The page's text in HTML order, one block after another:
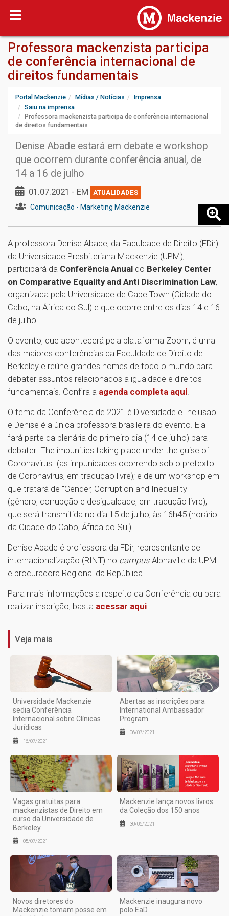
Professora mackenzista participa
de conferência internacional de
direitos fundamentais
Portal Mackenzie Mídias / Notícias
Imprensa
Saiu na imprensa
Professora mackenzista participa de conferência internacional
de direitos fundamentais
Denise Abade estará em debate e workshop
que ocorrem durante conferência anual, de
14 a 16 de julho
01.07.2021 - EM ATUALIDADES
Comunicação - Marketing Mackenzie
A professora Denise Abade, da Faculdade de Direito (FDir)
da Universidade Presbiteriana Mackenzie (UPM),
participará da Conferência Anual do Berkeley Center
on Comparative Equality and Anti Discrimination Law,
organizada pela Universidade de Cape Town (Cidade do
Cabo, na África do Sul) e que ocorre entre os dias 14 e 16
de julho.
O evento, que acontecerá pela plataforma Zoom, é uma
das maiores conferências da Faculdade de Direito de
Berkeley e reúne grandes nomes de todo o mundo para
debater assuntos relacionados a igualdade e direitos
fundamentais. Confira a agenda completa aqui.
O tema da Conferência de 2021 é Diversidade e Inclusão
e Denise é a única professora brasileira do evento. Ela
fará parte da plenária do primeiro dia (14 de julho) para
debater "The impunities taking place under the guise of
Coronavirus" (as impunidades ocorrendo sob o pretexto
de Coronavírus, em tradução livre); e de um workshop em
que tratará de "Gender, Corruption and Inequality"
(gênero, corrupção e desigualdade, em tradução livre),
que será transmitida no dia 15 de julho, às 16h45 (horário
da Cidade do Cabo, África do Sul).
Denise Abade é professora da FDir, representante de
internacionalização (RINT) no campus Alphaville da UPM
e procuradora Regional da República.
Para mais informações a respeito da Conferência ou para
realizar inscrição, basta acessar aqui.
Veja mais
Universidade Mackenzie
sedia Conferência
Internacional sobre Clínicas
Jurídicas
16/07/2021
Abertas as inscrições para
International Ambassador
Program
06/07/2021
Vagas gratuitas para
mackenzistas de Direito em
curso da Universidade de
Berkeley
05/07/2021
Mackenzie lança novos livros
da Coleção dos 150 anos
30/06/2021
Novos diretores do
Mackenzie tomam posse em
Mackenzie inaugura novo
polo EaD